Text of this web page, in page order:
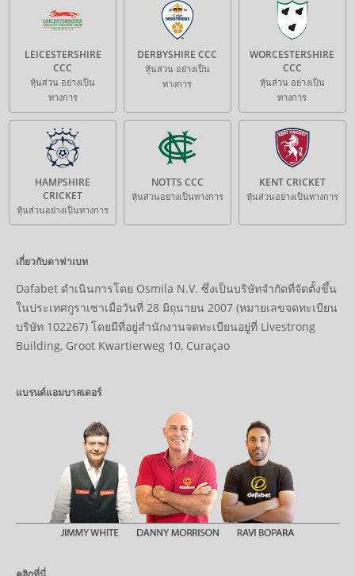
LEICESTERSHIRE
CCC
หุ้นส่วน อย่างเป็น
ทางการ
DERBYSHIRE CCC
หุ้นส่วน อย่างเป็น
ทางการ
WORCESTERSHIRE
CCC
หุ้นส่วน อย่างเป็น
ทางการ
HAMPSHIRE
CRICKET
หุ้นส่วนอย่างเป็นทางการ
NOTTS CCC
หุ้นส่วนอย่างเป็นทางการ
KENT CRICKET
หุ้นส่วนอย่างเป็นทางการ
เกี่ยวกับดาฟาเบท
Dafabet ดำเนินการโดย Osmila N.V. ซึ่งเป็นบริษัทจำกัดที่จัดตั้งขึ้น
ในประเทศกูราเซาเมื่อวันที่ 28 มิถุนายน 2007 (หมายเลขจดทะเบียน
บริษัท 102267) โดยมีที่อยู่สำนักงานจดทะเบียนอยู่ที่ Livestrong
Building, Groot Kwartierweg 10, Curaçao
แบรนด์แอมบาสเดอร์